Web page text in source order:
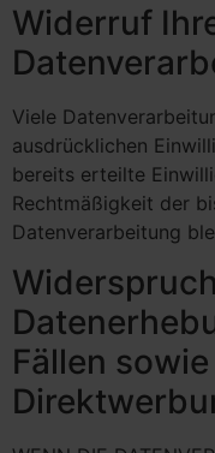
Widerruf
Viele
ausdrücklichen
bereits erteilte
Rechtmäßigkeit der
Datenverarbeitung
Fällen